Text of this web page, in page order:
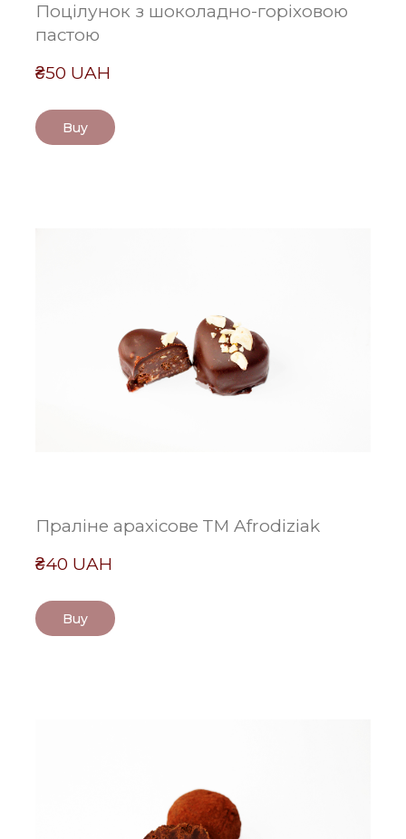
Поцілунок з шоколадно-горіховою
пастою
₴50 UAH
Buy
Праліне арахісове ТМ Afrodiziak
₴40 UAH
Buy